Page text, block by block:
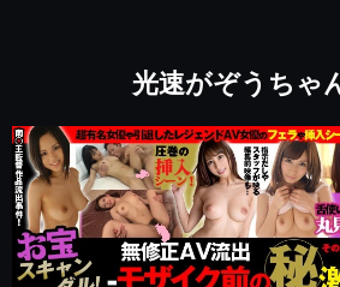
光速がぞうちゃ